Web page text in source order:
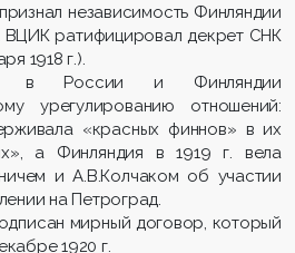
независимость Финляндии
ВЦИК ратифицировал декрет СНК
1918 г.).
в России и Финляндии
урегулированию отношений:
«красных финнов» в их
а Финляндия в 1919 г. вела
и А.В.Колчаком об участии
на Петроград.
мирный договор, который
1920 г.